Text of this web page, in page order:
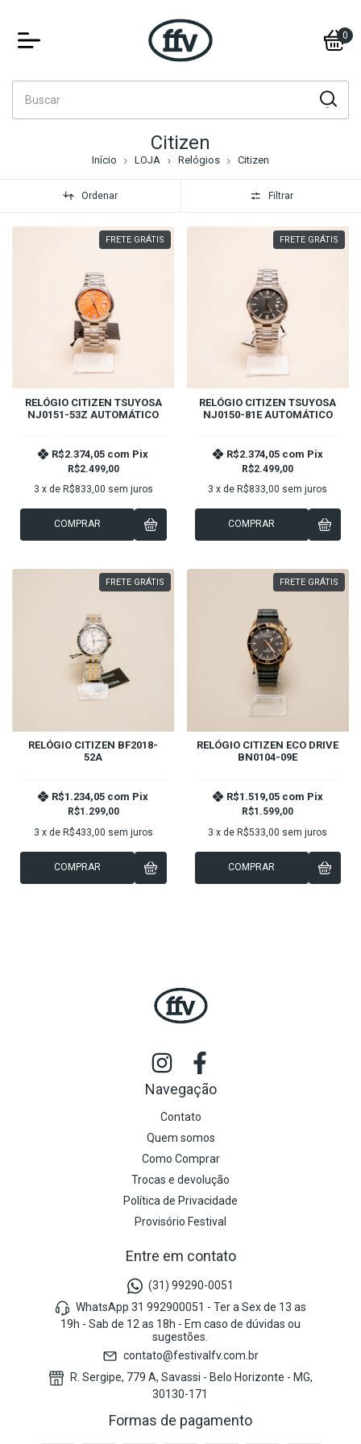
0
Citizen
Início LOJA Relógios Citizen
Ordenar Filtrar
FRETE GRÁTIS
RELÓGIO CITIZEN TSUYOSA
NJ0151-53Z AUTOMÁTICO
R$2.499,00
R$2.374,05 com Pix
3 x de R$833,00 sem juros
COMPRAR
FRETE GRÁTIS
RELÓGIO CITIZEN TSUYOSA
NJ0150-81E AUTOMÁTICO
R$2.499,00
R$2.374,05 com Pix
3 x de R$833,00 sem juros
COMPRAR
FRETE GRÁTIS
RELÓGIO CITIZEN BF2018-
52A
R$1.299,00
R$1.234,05 com Pix
3 x de R$433,00 sem juros
COMPRAR
FRETE GRÁTIS
RELÓGIO CITIZEN ECO DRIVE
BN0104-09E
R$1.599,00
R$1.519,05 com Pix
3 x de R$533,00 sem juros
COMPRAR
Navegação
Contato
Quem somos
Como Comprar
Trocas e devolução
Política de Privacidade
Provisório Festival
Entre em contato
(31) 99290-0051
WhatsApp 31 992900051 - Ter a Sex de 13 as
19h - Sab de 12 as 18h - Em caso de dúvidas ou
sugestões.
contato@festivalfv.com.br
R. Sergipe, 779 A, Savassi - Belo Horizonte - MG,
30130-171
Formas de pagamento